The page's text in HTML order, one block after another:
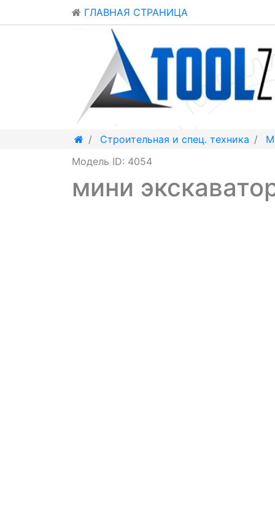
ГЛАВНАЯ СТРАНИЦА
Строительная и спец. техника
Модель ID: 4054
мини